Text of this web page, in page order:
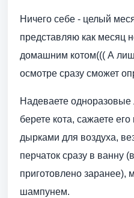
Ничего себе - целый
представляю как месяц
домашним котом((( А
осмотре сразу сможет
Надеваете одноразовые
берете кота, сажаете
дырками для воздуха,
перчаток сразу в ванну
приготовлено заранее),
шампунем.